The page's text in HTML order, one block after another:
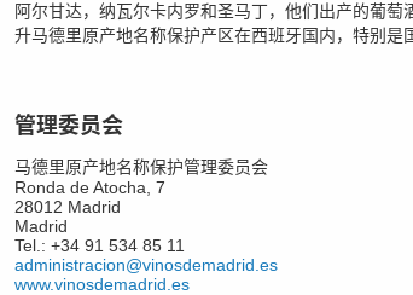
阿尔甘达，纳瓦尔卡内罗和圣马丁，他们出产的葡
升马德里原产地名称保护产区在西班牙国内，特别是
管理委员会
马德里原产地名称保护管理委员会
Ronda de Atocha, 7
28012 Madrid
Madrid
Tel.: +34 91 534 85 11
administracion@vinosdemadrid.es
www.vinosdemadrid.es